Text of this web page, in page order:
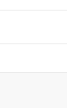
de la France
de la France